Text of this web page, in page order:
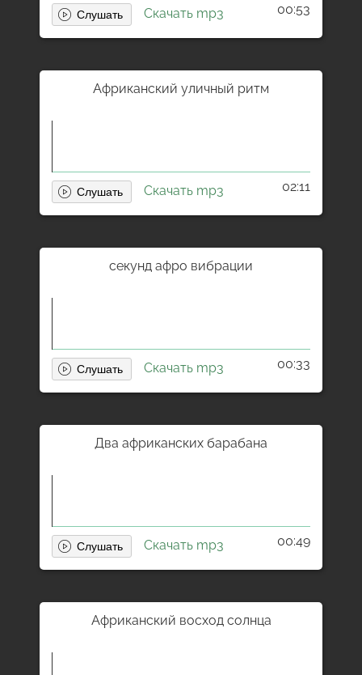
Количество звуков: 12. Длительность треков от 17
до 152 сек.
Скачать mp3 00:53
Африканский уличный ритм
Скачать mp3 02:11
секунд афро вибрации
Скачать mp3 00:33
Два африканских барабана
Скачать mp3 00:49
Африканский восход солнца